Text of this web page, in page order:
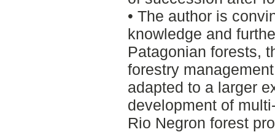
• The author is
knowledge and
Patagonian forests,
forestry
adapted to a larger
development of
Rio Negron forest